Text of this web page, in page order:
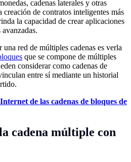
cadenas laterales y otras
de contratos inteligentes más
la capacidad de crear aplicaciones
red de múltiples cadenas es verla
que se compone de múltiples
considerar como cadenas de
entre sí mediante un historial
de las cadenas de bloques de
cadena múltiple con